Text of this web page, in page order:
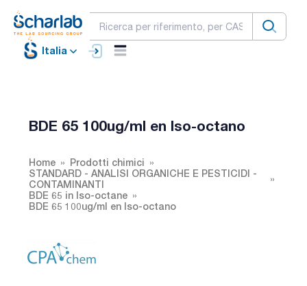
Italia
BDE 65 100ug/ml en Iso-octano
Home
Prodotti chimici
STANDARD - ANALISI ORGANICHE E PESTICIDI -
CONTAMINANTI
BDE 65 in Iso-octane
BDE 65 100ug/ml en Iso-octano